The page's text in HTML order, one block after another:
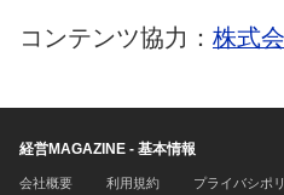
コンテンツ協力： 株式
経営MAGAZINE - 基本情報
会社概要 利用規約 プライバシポ